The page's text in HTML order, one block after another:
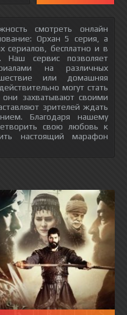
смотреть онлайн
Орхан 5 серия, а
сериалов, бесплатно и в
Наш сервис позволяет
на различных
или домашняя
могут стать
захватывают своими
зрителей ждать
Благодаря нашему
свою любовь к
настоящий марафон